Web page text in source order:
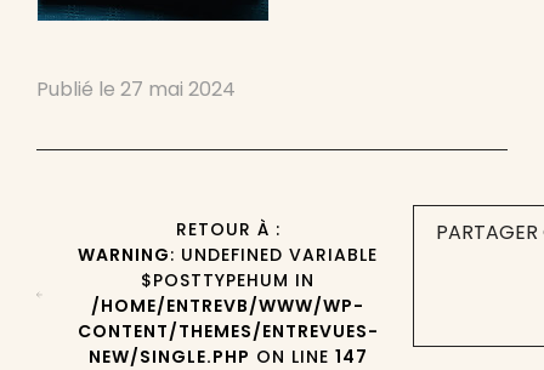
Publié le 27 mai 2024
RETOUR À :
WARNING: UNDEFINED VARIABLE
$POSTTYPEHUM IN
/HOME/ENTREVB/WWW/WP-
CONTENT/THEMES/ENTREVUES-
NEW/SINGLE.PHP ON LINE 147